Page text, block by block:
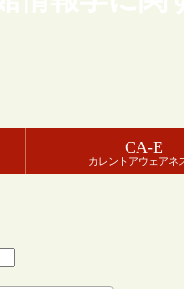
CA-E
カレントアウェアネ